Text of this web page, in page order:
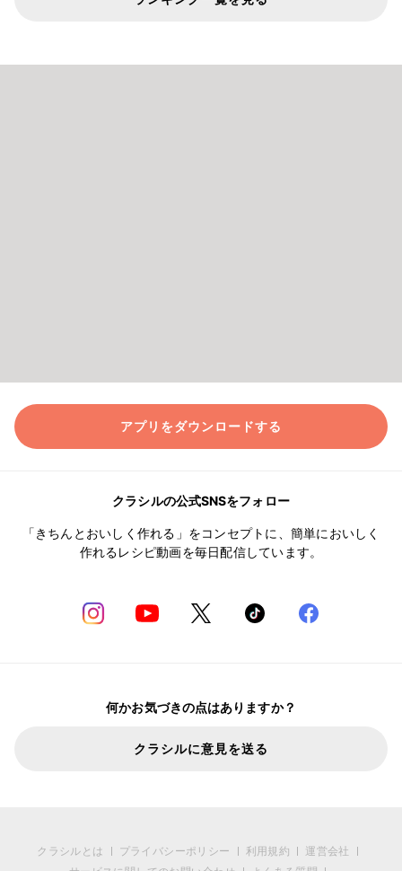
アプリをダウンロードする
クラシルの公式SNSをフォロー
「きちんとおいしく作れる」をコンセプトに、簡単においしく
作れるレシピ動画を毎日配信しています。
何かお気づきの点はありますか？
クラシルに意見を送る
クラシルとは プライバシーポリシー 利用規約
運営会社